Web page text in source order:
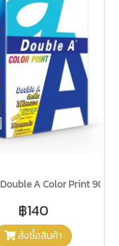
A Color Print 90G
฿140
สั่งซื้อสินค้า